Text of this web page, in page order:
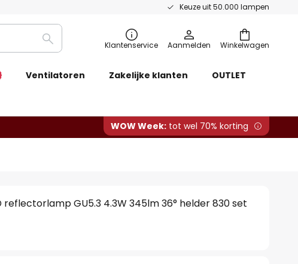
Keuze uit 50.000 lampen
Winkelwagen
Zoeken Klantenservice Aanmelden
Ventilatoren Zakelijke klanten OUTLET
WOW Week: tot wel 70% korting
reflectorlamp GU5.3 4.3W 345lm 36° helder 830 set